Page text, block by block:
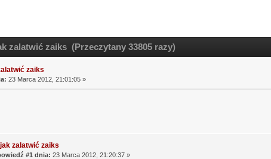
zalatwić zaiks (Przeczytany 33805 razy)
zaiks
23 Marca 2012, 21:01:05 »
zalatwić zaiks
#1 dnia: 23 Marca 2012, 21:20:37 »